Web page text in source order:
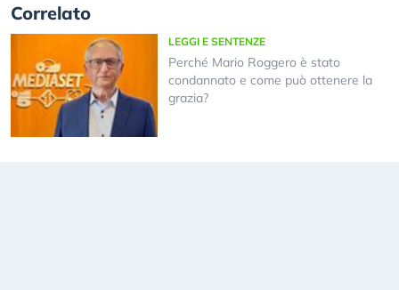
Correlato
LEGGI E SENTENZE
Perché Mario Roggero è stato
condannato e come può ottenere la
grazia?